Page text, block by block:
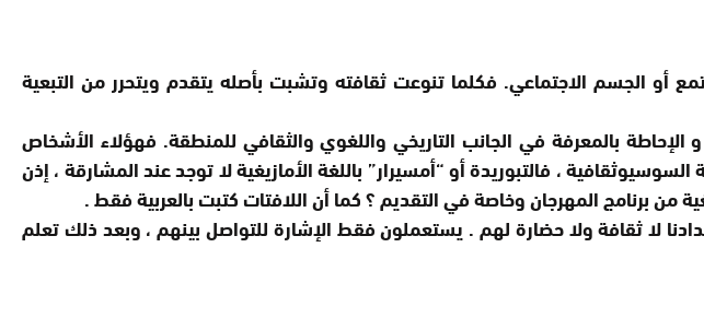
الجسم الاجتماعي. فكلما تنوعت ثقافته وتشبت بأصله يتقدم ويتحرر من التبعية
بالمعرفة في الجانب التاريخي واللغوي والثقافي للمنطقة. فهؤلاء الأشخاص
، فالتبوريدة أو “أمسيرار” باللغة الأمازيغية لا توجد عند المشارقة ، إذن
من برنامج المهرجان وخاصة في التقديم ؟ كما أن اللافتات كتبت بالعربية فقط .
لا ثقافة ولا حضارة لهم . يستعملون فقط الإشارة للتواصل بينهم ، وبعد ذلك تعلم